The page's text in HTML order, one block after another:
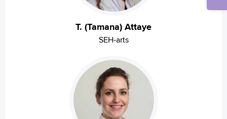
T. (Tamana) Attaye
SEH-arts